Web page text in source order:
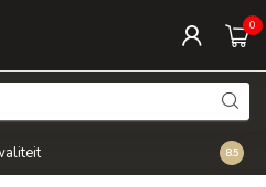
0
Snel
8.5